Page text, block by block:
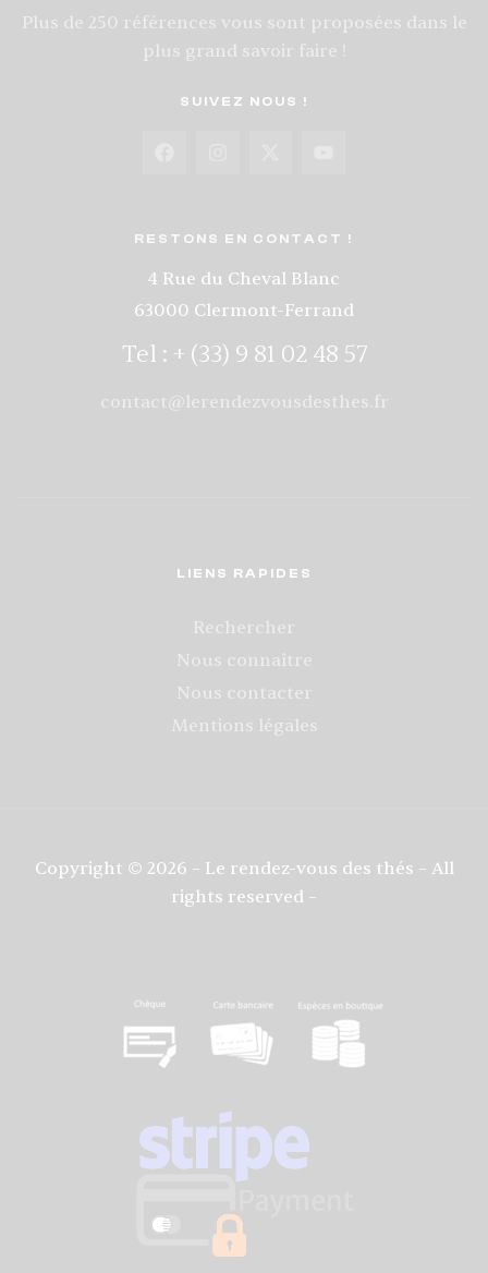
Plus de 250 références vous sont proposées dans le
plus grand savoir faire !
SUIVEZ NOUS !
LIENS RAPIDES
Rechercher
Nous connaître
Nous contacter
Mentions légales
RESTONS EN CONTACT !
4 Rue du Cheval Blanc
63000 Clermont-Ferrand
Tel : + (33) 9 81 02 48 57
contact@lerendezvousdesthes.fr
Copyright © 2026 – Le rendez-vous des thés – All
rights reserved –